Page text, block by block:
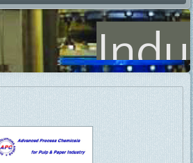
Water